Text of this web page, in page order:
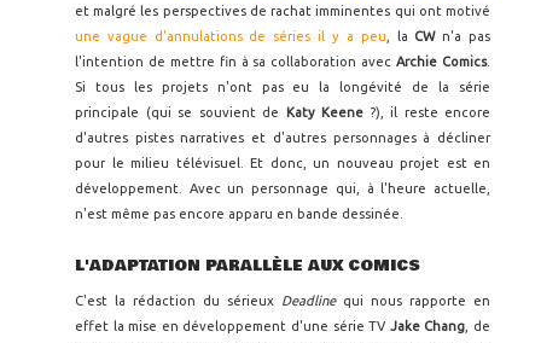
et malgré les perspectives de rachat imminentes qui ont motivé
une vague d'annulations de séries il y a peu , la CWn'a pas
l'intention de mettre fin à sa collaboration avecArchie Comics.
Si tous les projets n'ont pas eu la longévité de la série
principale (qui se souvient de
Katy Keene ?), il reste encore
d'autres pistes narratives et d'autres personnages à décliner
pour le milieu télévisuel. Et donc, un nouveau projet est en
développement. Avec un personnage qui, à l'heure actuelle,
n'est même pas encore apparu en bande dessinée.
L'ADAPTATION PARALLÈLE AUX COMICS
C'est la rédaction du sérieux Deadline qui nous rapporte en
effet la mise en développement d'une série TV Jake Chang , de